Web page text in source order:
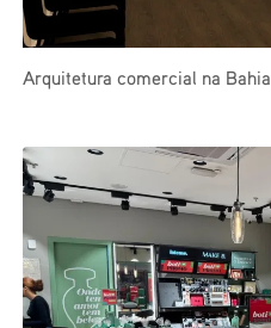
Arquitetura comercial na Bahia